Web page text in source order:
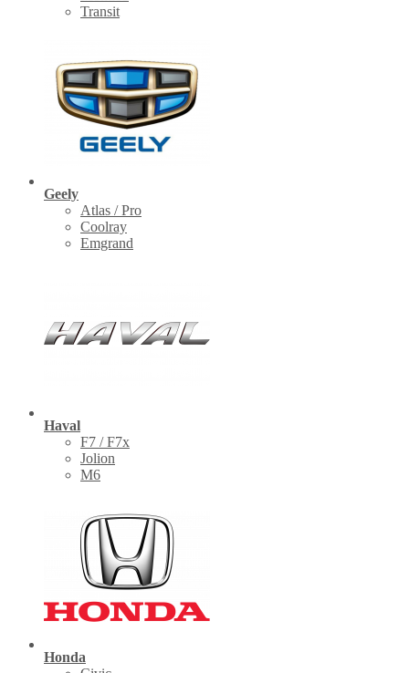
Transit
Geely
Atlas / Pro
Coolray
Emgrand
Haval
F7 / F7x
Jolion
M6
Honda